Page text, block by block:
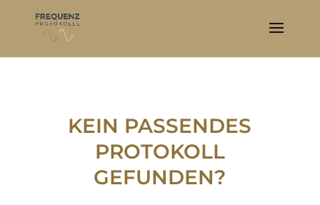
KEIN PASSENDES
PROTOKOLL
GEFUNDEN?